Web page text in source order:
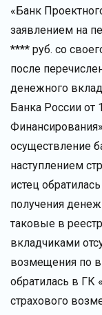
«Банк
заявлением на
**** руб. со
после
денежного
Банка России от
осуществление
наступлением
истец
получения
таковые в
вкладчиками
возмещения по
обратилась в ГК
страхового